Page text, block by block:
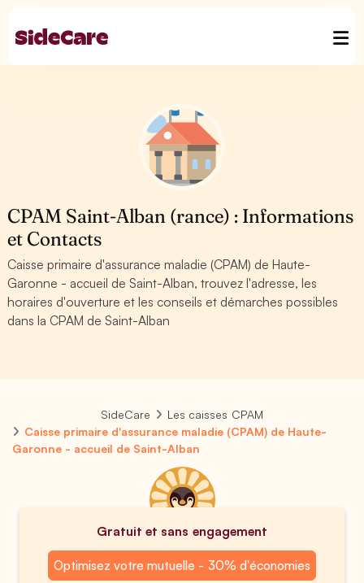
CPAM Saint-Alban (rance) : Informations
et Contacts
Caisse primaire d'assurance maladie (CPAM) de Haute-
Garonne - accueil de Saint-Alban, trouvez l'adresse, les
horaires d'ouverture et les conseils et démarches possibles
dans la CPAM de Saint-Alban
SideCare
Les caisses CPAM
Caisse primaire d'assurance maladie (CPAM) de Haute-
Garonne - accueil de Saint-Alban
Gratuit et sans engagement
Optimisez votre mutuelle - 30% d'économies